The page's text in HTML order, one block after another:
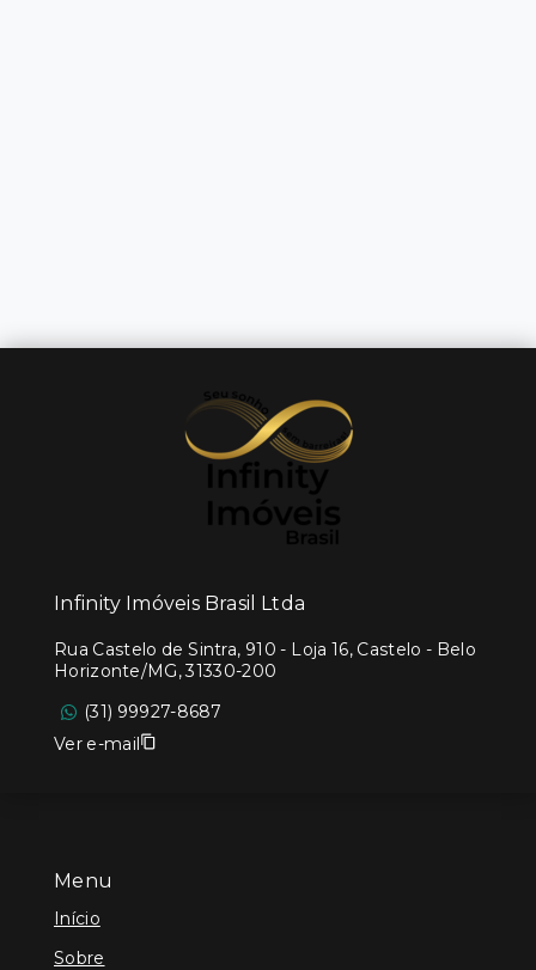
Menu
Início
Sobre
Infinity Imóveis Brasil Ltda
Rua Castelo de Sintra, 910 - Loja 16, Castelo - Belo
Horizonte/MG, 31330-200
(31) 99927-8687
Ver e-mail